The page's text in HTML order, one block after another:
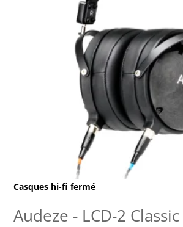
Casques hi-fi fermé
Audeze - LCD-2